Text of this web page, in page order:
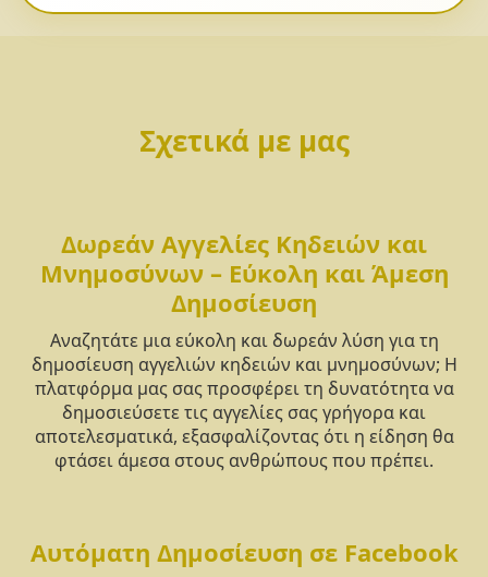
Σχετικά με μας
Δωρεάν Αγγελίες Κηδειών και
Μνημοσύνων – Εύκολη και Άμεση
Δημοσίευση
Αναζητάτε μια εύκολη και δωρεάν λύση για τη
δημοσίευση αγγελιών κηδειών και μνημοσύνων; Η
πλατφόρμα μας σας προσφέρει τη δυνατότητα να
δημοσιεύσετε τις αγγελίες σας γρήγορα και
αποτελεσματικά, εξασφαλίζοντας ότι η είδηση θα
φτάσει άμεσα στους ανθρώπους που πρέπει.
Αυτόματη Δημοσίευση σε Facebook